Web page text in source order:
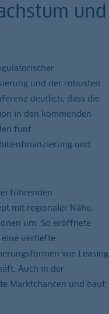
und
und der robusten
deutlich, dass die
in den kommenden
fünf
und
führenden
mit regionaler Nähe,
um. So eröffnete
eine vertiefte
wie Leasing
Auch in der
Marktchancen und baut